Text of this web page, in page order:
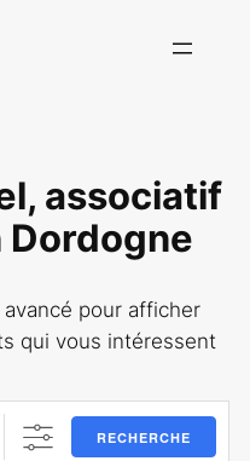
associatif
pour afficher
qui vous intéressent
RECHERCHE